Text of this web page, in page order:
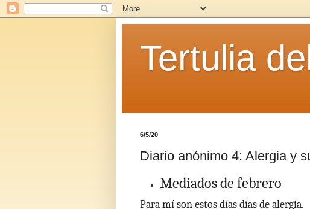
Tertulia
6/5/20
Diario anónimo 4: Alergia y
Mediados de febrero
Para mí son estos días días de alergia.